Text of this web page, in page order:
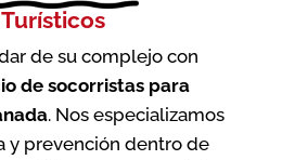
de su complejo con
de socorristas para
. Nos especializamos
y prevención dentro de